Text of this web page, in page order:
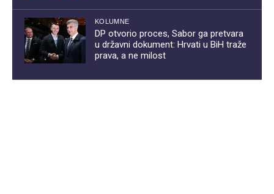
KOLUMNE
DP otvorio proces, Sabor ga pretvara
u državni dokument: Hrvati u BiH traže
prava, a ne milost